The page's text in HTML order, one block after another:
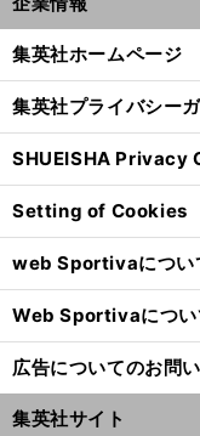
集英社ホームページ
集英社プライバシー
SHUEISHA Privacy
Setting of Cookies
web Sportivaについ
Web Sportivaについ
広告についてのお問
集英社サイト